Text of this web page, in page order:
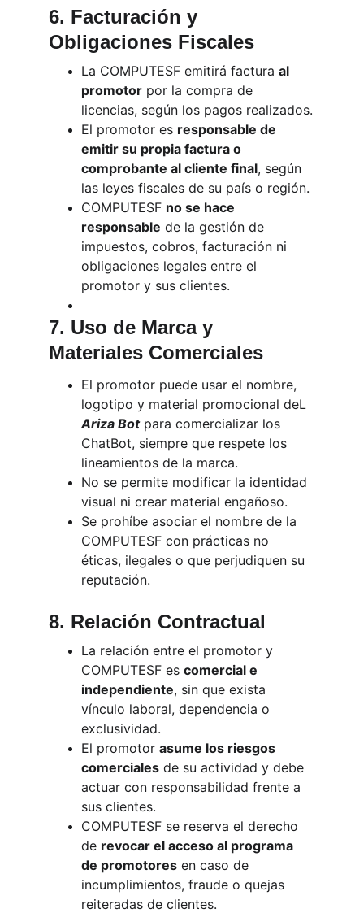
6. Facturación y
Obligaciones Fiscales
La COMPUTESF emitirá factura al
promotor por la compra de
licencias, según los pagos realizados.
El promotor es responsable de
emitir su propia factura o
comprobante al cliente final, según
las leyes fiscales de su país o región.
COMPUTESF no se hace
responsable de la gestión de
impuestos, cobros, facturación ni
obligaciones legales entre el
promotor y sus clientes.
7. Uso de Marca y
Materiales Comerciales
El promotor puede usar el nombre,
logotipo y material promocional deL
Ariza Bot para comercializar los
ChatBot, siempre que respete los
lineamientos de la marca.
No se permite modificar la identidad
visual ni crear material engañoso.
Se prohíbe asociar el nombre de la
COMPUTESF con prácticas no
éticas, ilegales o que perjudiquen su
reputación.
8. Relación Contractual
La relación entre el promotor y
COMPUTESF es comercial e
independiente, sin que exista
vínculo laboral, dependencia o
exclusividad.
El promotor asume los riesgos
comerciales de su actividad y debe
actuar con responsabilidad frente a
sus clientes.
COMPUTESF se reserva el derecho
de revocar el acceso al programa
de promotores en caso de
incumplimientos, fraude o quejas
reiteradas de clientes.